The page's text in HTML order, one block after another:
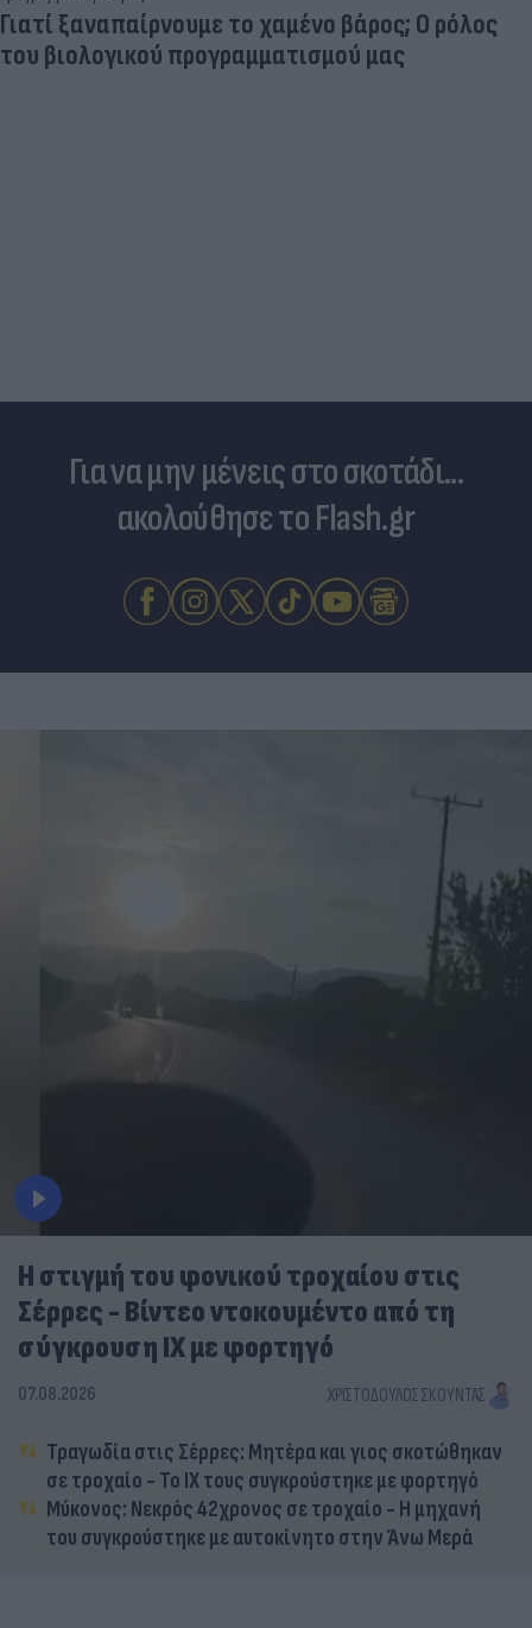
Για να μην μένεις στο σκοτάδι...
ακολούθησε το Flash.gr
Η στιγμή του φονικού τροχαίου στις
Σέρρες - Βίντεο ντοκουμέντο από τη
σύγκρουση ΙΧ με φορτηγό
07.08.2026 ΧΡΙΣΤΌΔΟΥΛΟΣ ΣΚΟΎΝΤΑΣ
Τραγωδία στις Σέρρες: Μητέρα και γιος σκοτώθηκαν
σε τροχαίο - Το ΙΧ τους συγκρούστηκε με φορτηγό
Μύκονος: Νεκρός 42χρονος σε τροχαίο - Η μηχανή
του συγκρούστηκε με αυτοκίνητο στην Άνω Μερά